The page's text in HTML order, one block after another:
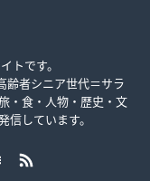
トです。
齢者シニア世代＝サラ
・食・人物・歴史・文
しています。